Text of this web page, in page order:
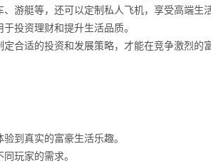
游艇等，还可以定制私人飞机，享受高端生
投资理财和提升生活品质。
合适的投资和发展策略，才能在竞争激烈的
到真实的富豪生活乐趣。
玩家的需求。